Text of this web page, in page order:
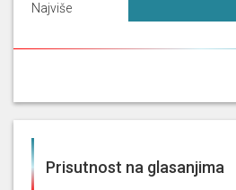
Najviše
Prisutnost na glasanjima